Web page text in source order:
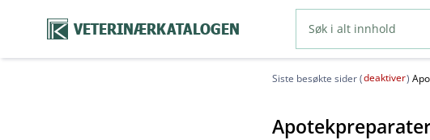
VETERINÆRKATALOGEN
Siste besøkte sider (deaktiver)